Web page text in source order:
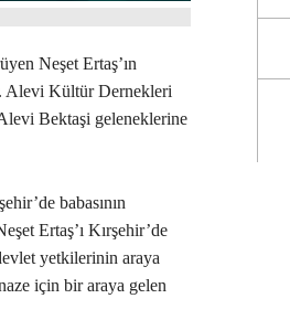
Neşet Ertaş’ın
Alevi Kültür Dernekleri
Bektaşi geleneklerine
babasının
Ertaş’ı Kırşehir’de
yetkilerinin araya
için bir araya gelen